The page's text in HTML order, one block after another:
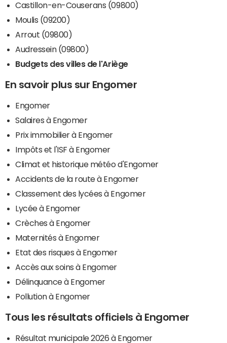
Castillon-en-Couserans (09800)
Moulis (09200)
Arrout (09800)
Audressein (09800)
Budgets des villes de l'Ariège
En savoir plus sur Engomer
Engomer
Salaires à Engomer
Prix immobilier à Engomer
Impôts et l'ISF à Engomer
Climat et historique météo d'Engomer
Accidents de la route à Engomer
Classement des lycées à Engomer
Lycée à Engomer
Crèches à Engomer
Maternités à Engomer
Etat des risques à Engomer
Accès aux soins à Engomer
Délinquance à Engomer
Pollution à Engomer
Tous les résultats officiels à Engomer
Résultat municipale 2026 à Engomer